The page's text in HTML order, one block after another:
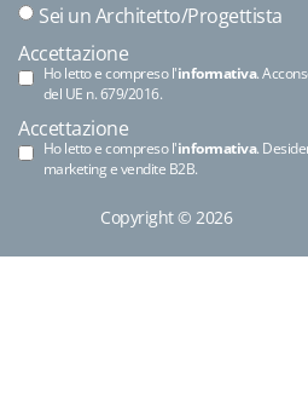
Sei un Architetto/Progettista
Accettazione
Ho letto e compreso l'informativa.
del UE n. 679/2016.
Accettazione
Ho letto e compreso l'informativa.
marketing e vendite B2B.
Copyright © 2026